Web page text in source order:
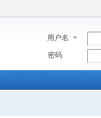
用户名
密码